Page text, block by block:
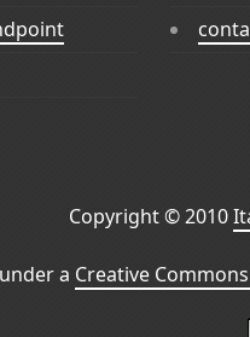
Copyright © 2010
a Creative